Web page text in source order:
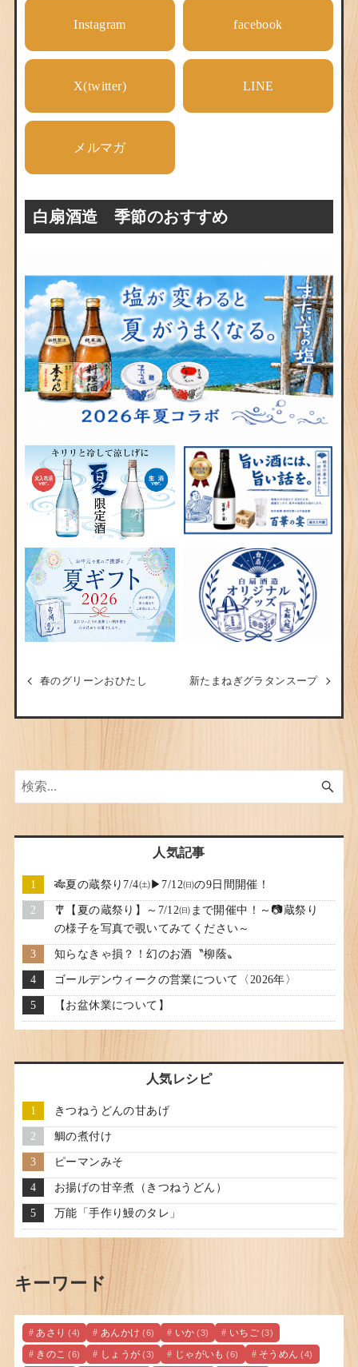
Instagram facebook
X(twitter) LINE
メルマガ
白扇酒造 季節のおすすめ
春のグリーンおひたし 新たまねぎグラタンスープ
人気記事
🎋夏の蔵祭り7/4㈯▶7/12㈰の9日間開催！
🎐【夏の蔵祭り】～7/12㈰まで開催中！～📷蔵祭り
の様子を写真で覗いてみてください～
知らなきゃ損？！幻のお酒〝柳蔭〟
ゴールデンウィークの営業について〈2026年〉
【お盆休業について】
人気レシピ
きつねうどんの甘あげ
鯛の煮付け
ピーマンみそ
お揚げの甘辛煮（きつねうどん）
万能「手作り鰻のタレ」
キーワード
あさり (4) あんかけ (6) いか (3) いちご (3)
きのこ (6) しょうが (3) じゃがいも (6) そうめん (4)